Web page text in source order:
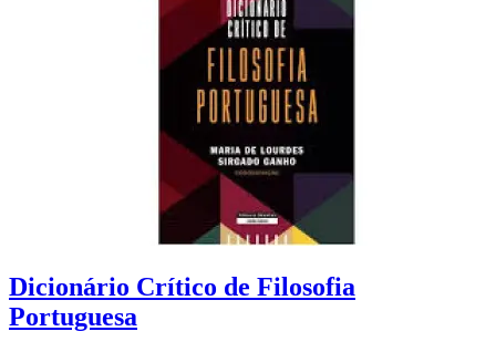
Dicionário Crítico de Filosofia
Portuguesa